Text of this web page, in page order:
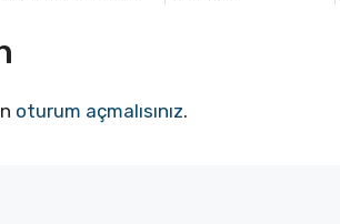
oturum açmalısınız.